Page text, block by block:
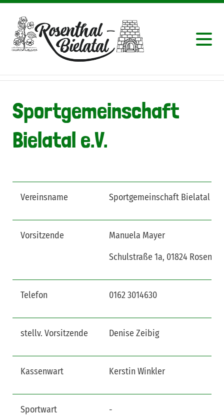
Sportgemeinschaft
Bielatal e.V.
Vereinsname Sportgemeinschaft Bielatal e.V.
Vorsitzende
Manuela Mayer
Schulstraße 1a, 01824
Telefon 0162 3014630
stellv. Vorsitzende Denise Zeibig
Kassenwart Kerstin Winkler
Sportwart -